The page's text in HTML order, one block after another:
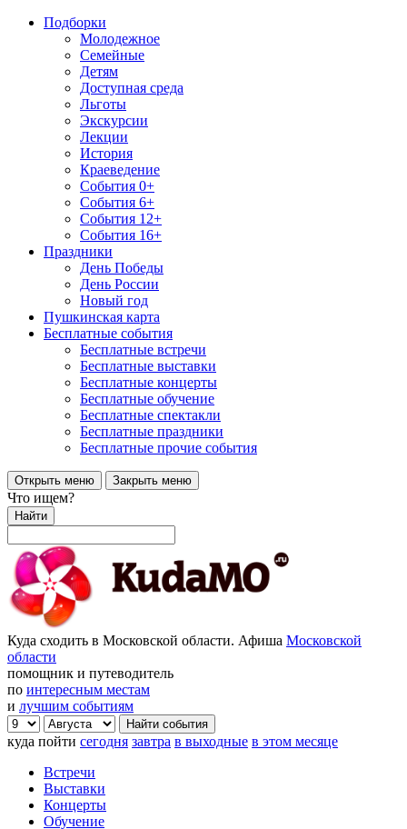
Подборки
Молодежное
Семейные
Детям
Доступная среда
Льготы
Экскурсии
Лекции
История
Краеведение
События 0+
События 6+
События 12+
События 16+
Праздники
День Победы
День России
Новый год
Пушкинская карта
Бесплатные события
Бесплатные встречи
Бесплатные выставки
Бесплатные концерты
Бесплатные обучение
Бесплатные спектакли
Бесплатные праздники
Бесплатные прочие события
Открыть меню Закрыть меню
Что ищем?
Найти
Куда сходить в Московской области. Афиша Московской
области
помощник и путеводитель
по интересным местам
и лучшим событиям
куда пойти сегодня завтра в выходные в этом месяце
Встречи
Выставки
Концерты
Обучение